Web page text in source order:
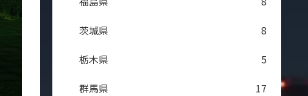
茨城県
8
栃木県
5
群馬県
17